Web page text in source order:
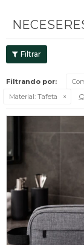
Filtrando por:
Material: Tafeta